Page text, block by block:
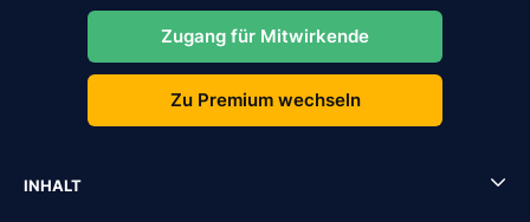
Zugang für Mitwirkende
Zu Premium wechseln
INHALT